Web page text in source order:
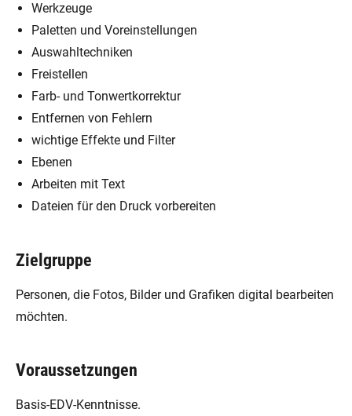
Werkzeuge
Paletten und Voreinstellungen
Auswahltechniken
Freistellen
Farb- und Tonwertkorrektur
Entfernen von Fehlern
wichtige Effekte und Filter
Ebenen
Arbeiten mit Text
Dateien für den Druck vorbereiten
Zielgruppe
Personen, die Fotos, Bilder und Grafiken digital bearbeiten
möchten.
Voraussetzungen
Basis-EDV-Kenntnisse.